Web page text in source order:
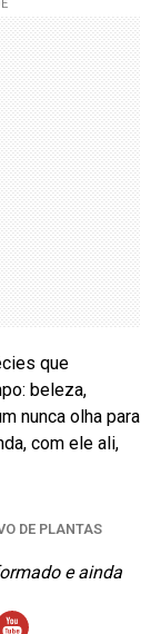
que
beleza,
nunca olha para
com ele ali,
DE PLANTAS
e ainda